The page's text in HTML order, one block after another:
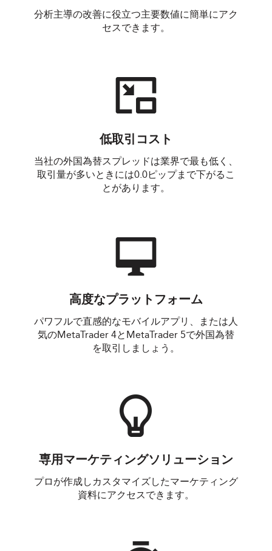
分析主導の改善に役立つ主要数値に簡単にアク
セスできます。
低取引コスト
当社の外国為替スプレッドは業界で最も低く、
取引量が多いときには0.0ピップまで下がるこ
とがあります。
高度なプラットフォーム
パワフルで直感的なモバイルアプリ、または人
気のMetaTrader 4とMetaTrader 5で外国為替
を取引しましょう。
専用マーケティングソリューション
プロが作成しカスタマイズしたマーケティング
資料にアクセスできます。